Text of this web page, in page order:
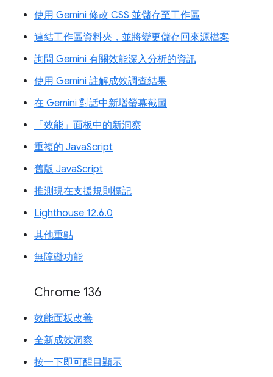
使用 Gemini 修改 CSS 並儲存至工作區
連結工作區資料夾，並將變更儲存回來源檔案
詢問 Gemini 有關效能深入分析的資訊
使用 Gemini 註解成效調查結果
在 Gemini 對話中新增螢幕截圖
「效能」面板中的新洞察
重複的 JavaScript
舊版 JavaScript
推測現在支援規則標記
Lighthouse 12.6.0
其他重點
無障礙功能
Chrome 136
效能面板改善
全新成效洞察
按一下即可醒目顯示